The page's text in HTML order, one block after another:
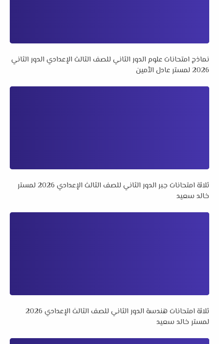
نماذج امتحانات علوم الدور الثاني للصف الثالث الإعدادي الدور الثاني
2026 لمستر عادل الأمين
ثلاثة امتحانات جبر الدور الثاني للصف الثالث الإعدادي 2026 لمستر
خالد سعيد
ثلاثة امتحانات هندسة الدور الثاني للصف الثالث الإعدادي 2026
لمستر خالد سعيد